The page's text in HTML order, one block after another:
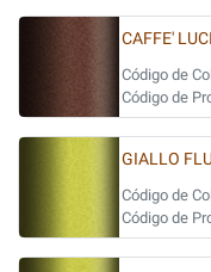
CAFFE'
Código de
Código de
GIALLO
Código de
Código de